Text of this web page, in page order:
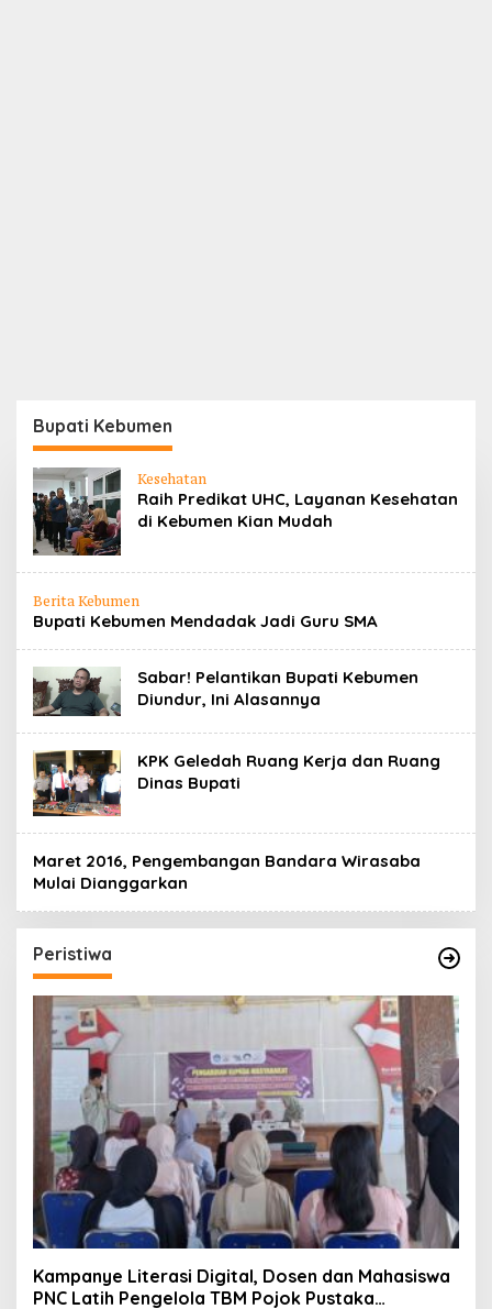
Bupati Kebumen
Kesehatan
Raih Predikat UHC, Layanan Kesehatan
di Kebumen Kian Mudah
Berita Kebumen
Bupati Kebumen Mendadak Jadi Guru SMA
Sabar! Pelantikan Bupati Kebumen
Diundur, Ini Alasannya
KPK Geledah Ruang Kerja dan Ruang
Dinas Bupati
Maret 2016, Pengembangan Bandara Wirasaba
Mulai Dianggarkan
Peristiwa
Kampanye Literasi Digital, Dosen dan Mahasiswa
PNC Latih Pengelola TBM Pojok Pustaka